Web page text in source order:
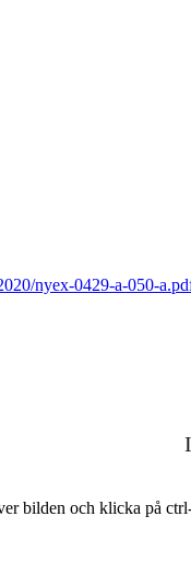
nyex-0429-a-050-
bilden och klicka på ctrl-